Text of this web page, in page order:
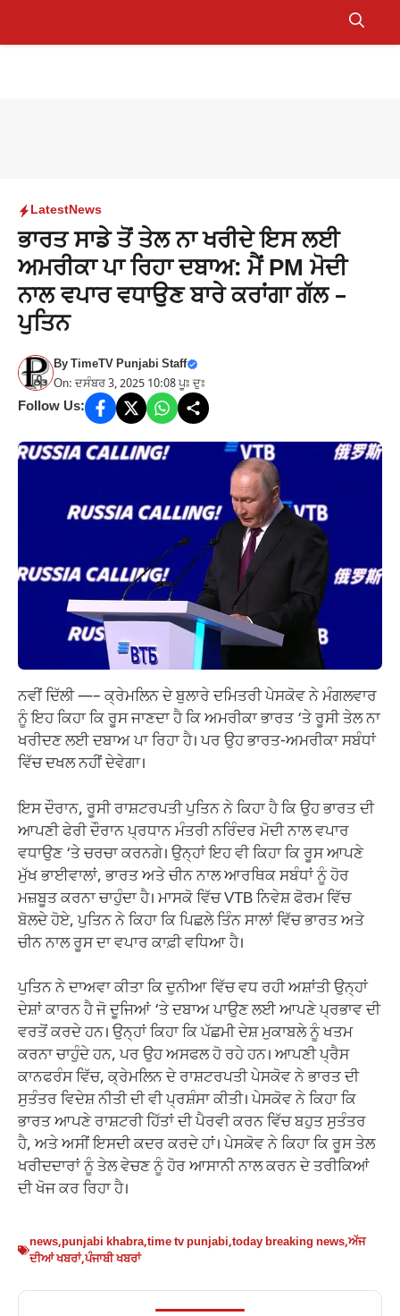
Menu
LatestNews
ਭਾਰਤ ਸਾਡੇ ਤੋਂ ਤੇਲ ਨਾ ਖਰੀਦੇ ਇਸ ਲਈ
ਅਮਰੀਕਾ ਪਾ ਰਿਹਾ ਦਬਾਅ: ਮੈਂ PM ਮੋਦੀ
ਨਾਲ ਵਪਾਰ ਵਧਾਉਣ ਬਾਰੇ ਕਰਾਂਗਾ ਗੱਲ –
ਪੁਤਿਨ
ByTimeTV Punjabi Staff
On: ਦਸੰਬਰ 3, 2025 10:08 ਪੂਃ ਦੁਃ
Follow Us:
ਨਵੀਂ ਦਿੱਲੀ —– ਕ੍ਰੇਮਲਿਨ ਦੇ ਬੁਲਾਰੇ ਦਮਿਤਰੀ ਪੇਸਕੋਵ ਨੇ ਮੰਗਲਵਾਰ
ਨੂੰ ਇਹ ਕਿਹਾ ਕਿ ਰੂਸ ਜਾਣਦਾ ਹੈ ਕਿ ਅਮਰੀਕਾ ਭਾਰਤ ‘ਤੇ ਰੂਸੀ ਤੇਲ ਨਾ
ਖਰੀਦਣ ਲਈ ਦਬਾਅ ਪਾ ਰਿਹਾ ਹੈ। ਪਰ ਉਹ ਭਾਰਤ-ਅਮਰੀਕਾ ਸਬੰਧਾਂ
ਵਿੱਚ ਦਖਲ ਨਹੀਂ ਦੇਵੇਗਾ।
ਇਸ ਦੌਰਾਨ, ਰੂਸੀ ਰਾਸ਼ਟਰਪਤੀ ਪੁਤਿਨ ਨੇ ਕਿਹਾ ਹੈ ਕਿ ਉਹ ਭਾਰਤ ਦੀ
ਆਪਣੀ ਫੇਰੀ ਦੌਰਾਨ ਪ੍ਰਧਾਨ ਮੰਤਰੀ ਨਰਿੰਦਰ ਮੋਦੀ ਨਾਲ ਵਪਾਰ
ਵਧਾਉਣ ‘ਤੇ ਚਰਚਾ ਕਰਨਗੇ। ਉਨ੍ਹਾਂ ਇਹ ਵੀ ਕਿਹਾ ਕਿ ਰੂਸ ਆਪਣੇ
ਮੁੱਖ ਭਾਈਵਾਲਾਂ, ਭਾਰਤ ਅਤੇ ਚੀਨ ਨਾਲ ਆਰਥਿਕ ਸਬੰਧਾਂ ਨੂੰ ਹੋਰ
ਮਜ਼ਬੂਤ ​​ਕਰਨਾ ਚਾਹੁੰਦਾ ਹੈ। ਮਾਸਕੋ ਵਿੱਚ VTB ਨਿਵੇਸ਼ ਫੋਰਮ ਵਿੱਚ
ਬੋਲਦੇ ਹੋਏ, ਪੁਤਿਨ ਨੇ ਕਿਹਾ ਕਿ ਪਿਛਲੇ ਤਿੰਨ ਸਾਲਾਂ ਵਿੱਚ ਭਾਰਤ ਅਤੇ
ਚੀਨ ਨਾਲ ਰੂਸ ਦਾ ਵਪਾਰ ਕਾਫ਼ੀ ਵਧਿਆ ਹੈ।
ਪੁਤਿਨ ਨੇ ਦਾਅਵਾ ਕੀਤਾ ਕਿ ਦੁਨੀਆ ਵਿੱਚ ਵਧ ਰਹੀ ਅਸ਼ਾਂਤੀ ਉਨ੍ਹਾਂ
ਦੇਸ਼ਾਂ ਕਾਰਨ ਹੈ ਜੋ ਦੂਜਿਆਂ ‘ਤੇ ਦਬਾਅ ਪਾਉਣ ਲਈ ਆਪਣੇ ਪ੍ਰਭਾਵ ਦੀ
ਵਰਤੋਂ ਕਰਦੇ ਹਨ। ਉਨ੍ਹਾਂ ਕਿਹਾ ਕਿ ਪੱਛਮੀ ਦੇਸ਼ ਮੁਕਾਬਲੇ ਨੂੰ ਖਤਮ
ਕਰਨਾ ਚਾਹੁੰਦੇ ਹਨ, ਪਰ ਉਹ ਅਸਫਲ ਹੋ ਰਹੇ ਹਨ। ਆਪਣੀ ਪ੍ਰੈਸ
ਕਾਨਫਰੰਸ ਵਿੱਚ, ਕ੍ਰੇਮਲਿਨ ਦੇ ਰਾਸ਼ਟਰਪਤੀ ਪੇਸਕੋਵ ਨੇ ਭਾਰਤ ਦੀ
ਸੁਤੰਤਰ ਵਿਦੇਸ਼ ਨੀਤੀ ਦੀ ਵੀ ਪ੍ਰਸ਼ੰਸਾ ਕੀਤੀ। ਪੇਸਕੋਵ ਨੇ ਕਿਹਾ ਕਿ
ਭਾਰਤ ਆਪਣੇ ਰਾਸ਼ਟਰੀ ਹਿੱਤਾਂ ਦੀ ਪੈਰਵੀ ਕਰਨ ਵਿੱਚ ਬਹੁਤ ਸੁਤੰਤਰ
ਹੈ, ਅਤੇ ਅਸੀਂ ਇਸਦੀ ਕਦਰ ਕਰਦੇ ਹਾਂ। ਪੇਸਕੋਵ ਨੇ ਕਿਹਾ ਕਿ ਰੂਸ ਤੇਲ
ਖਰੀਦਦਾਰਾਂ ਨੂੰ ਤੇਲ ਵੇਚਣ ਨੂੰ ਹੋਰ ਆਸਾਨੀ ਨਾਲ ਕਰਨ ਦੇ ਤਰੀਕਿਆਂ
ਦੀ ਖੋਜ ਕਰ ਰਿਹਾ ਹੈ।
news,punjabi khabra,time tv punjabi,today breaking news,ਅੱਜ
ਦੀਆਂ ਖਬਰਾਂ,ਪੰਜਾਬੀ ਖਬਰਾਂ